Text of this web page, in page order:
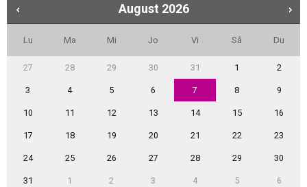
August 2026
Lu Ma Mi Jo Vi Sâ Du
27 28 29 30 31 1 2
3 4 5 6 7 8 9
10 11 12 13 14 15 16
17 18 19 20 21 22 23
24 25 26 27 28 29 30
31 1 2 3 4 5 6